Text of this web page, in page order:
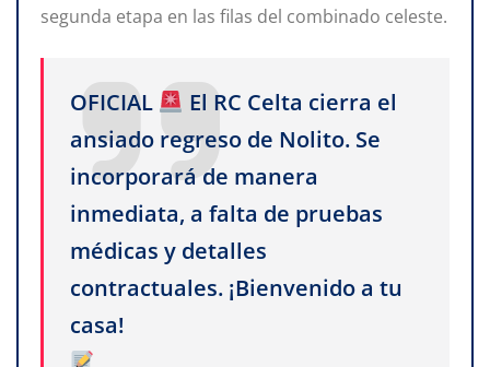
segunda etapa en las filas del combinado celeste.
OFICIAL
El RC Celta cierra el
ansiado regreso de Nolito. Se
incorporará de manera
inmediata, a falta de pruebas
médicas y detalles
contractuales. ¡Bienvenido a tu
casa!